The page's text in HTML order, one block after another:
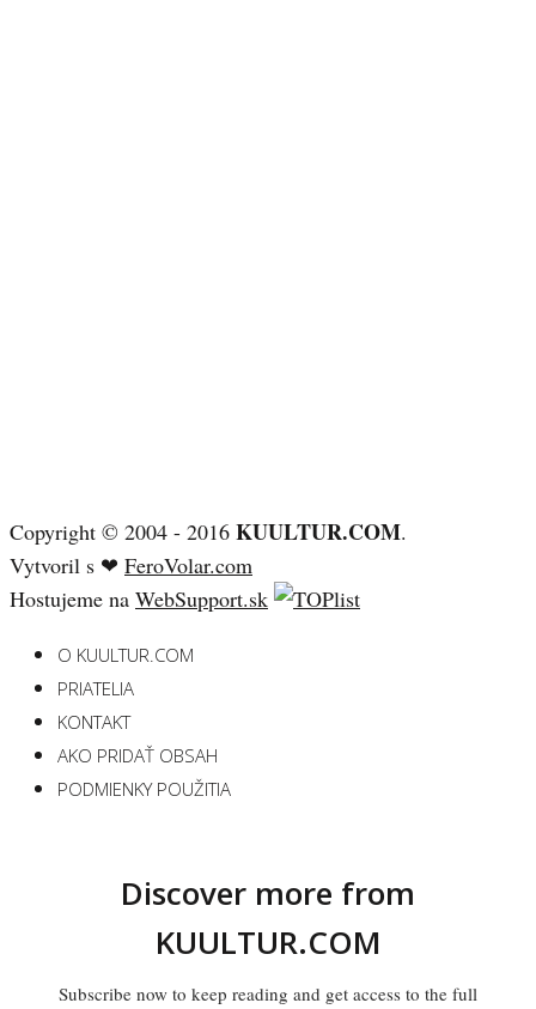
Copyright © 2004 - 2016 KUULTUR.COM.
Vytvoril s ❤ FeroVolar.com
Hostujeme na WebSupport.sk
O KUULTUR.COM
PRIATELIA
KONTAKT
AKO PRIDAŤ OBSAH
PODMIENKY POUŽITIA
Discover more from
KUULTUR.COM
Subscribe now to keep reading and get access to the full